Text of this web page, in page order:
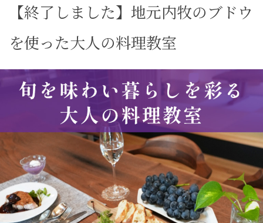
【終了しました】地元内牧のブドウ
を使った大人の料理教室